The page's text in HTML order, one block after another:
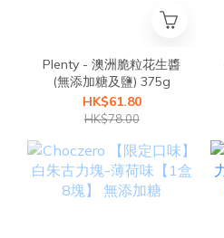
Plenty - 澳洲脆粒花生醬
(無添加糖及鹽) 375g
HK$61.80
HK$78.00